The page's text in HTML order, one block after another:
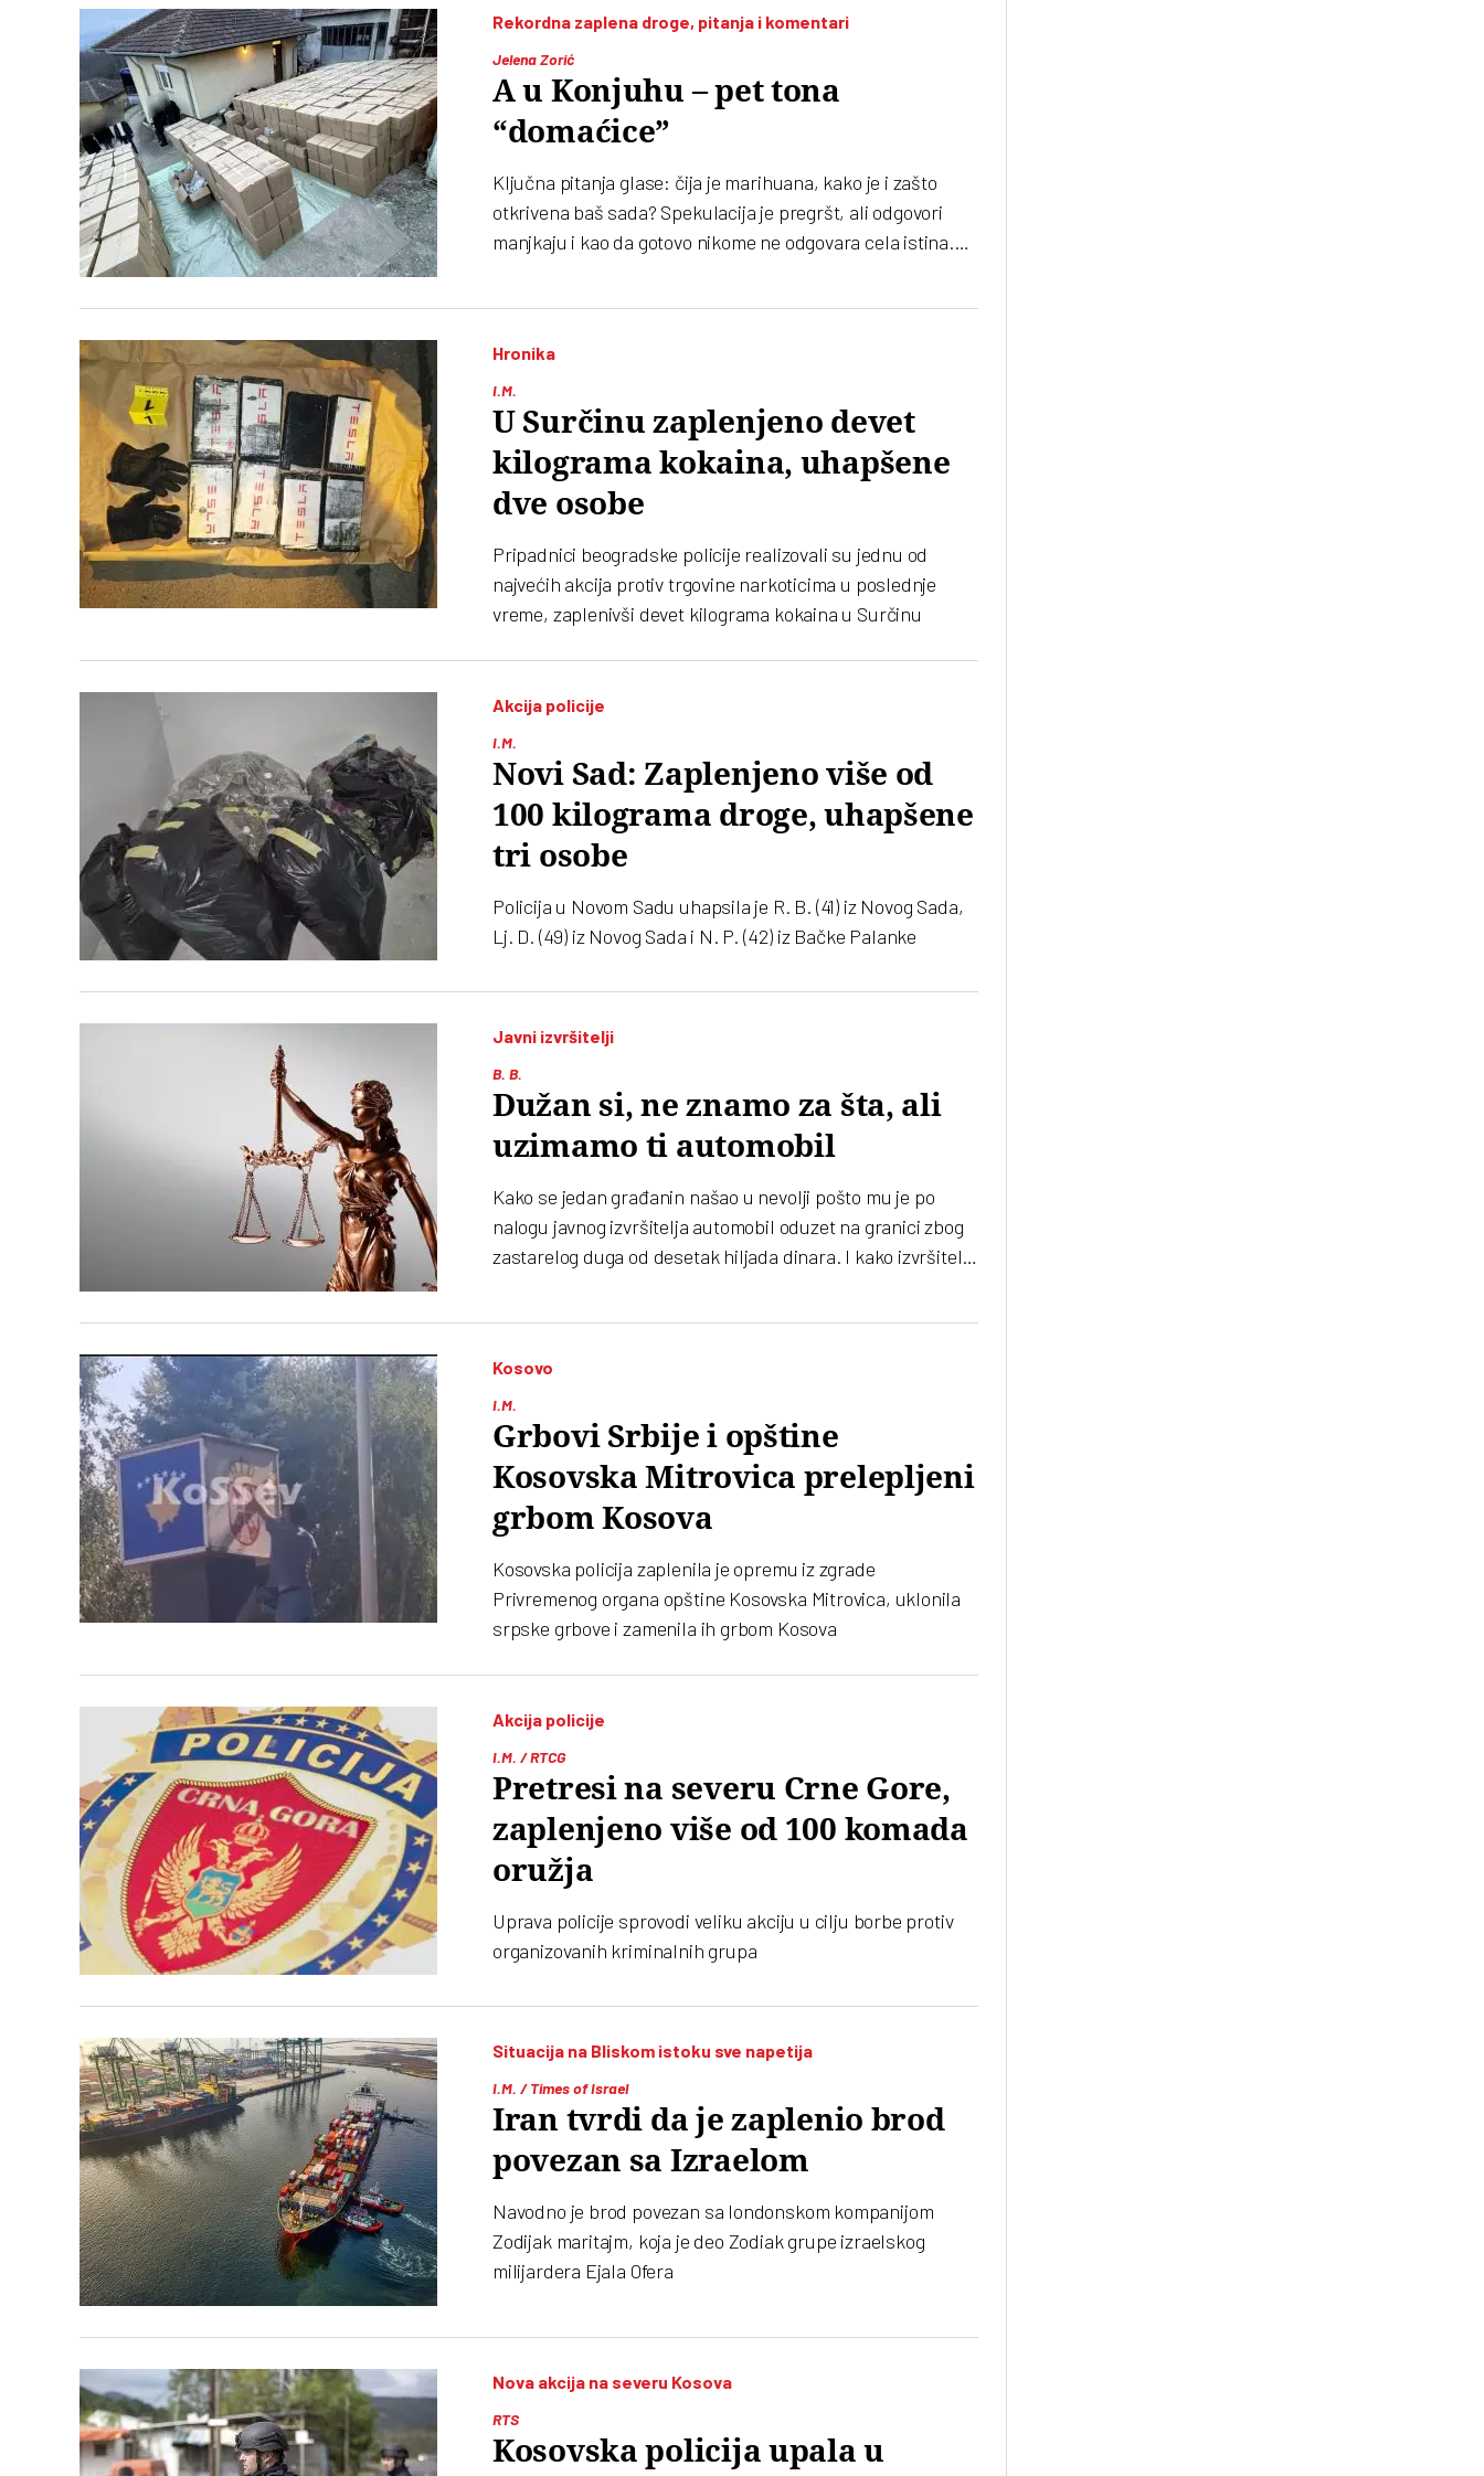
Rekordna zaplena droge, pitanja i komentari
Jelena Zorić
A u Konjuhu – pet tona
“domaćice”
Ključna pitanja glase: čija je marihuana, kako je i zašto
otkrivena baš sada? Spekulacija je pregršt, ali odgovori
manjkaju i kao da gotovo nikome ne odgovara cela istina.
Gašić, Tužilaštvo za organizovani kriminal i uzgajanje
povrća se poklapaju
Hronika
I.M.
U Surčinu zaplenjeno devet
kilograma kokaina, uhapšene
dve osobe
Pripadnici beogradske policije realizovali su jednu od
najvećih akcija protiv trgovine narkoticima u poslednje
vreme, zaplenivši devet kilograma kokaina u Surčinu
Akcija policije
I.M.
Novi Sad: Zaplenjeno više od
100 kilograma droge, uhapšene
tri osobe
Policija u Novom Sadu uhapsila je R. B. (41) iz Novog Sada,
Lj. D. (49) iz Novog Sada i N. P. (42) iz Bačke Palanke
Javni izvršitelji
B. B.
Dužan si, ne znamo za šta, ali
uzimamo ti automobil
Kako se jedan građanin našao u nevolji pošto mu je po
nalogu javnog izvršitelja automobil oduzet na granici zbog
zastarelog duga od desetak hiljada dinara. I kako izvršitelj
Kosovo
I.M.
Grbovi Srbije i opštine
Kosovska Mitrovica prelepljeni
grbom Kosova
Kosovska policija zaplenila je opremu iz zgrade
Privremenog organa opštine Kosovska Mitrovica, uklonila
srpske grbove i zamenila ih grbom Kosova
Akcija policije
I.M. / RTCG
Pretresi na severu Crne Gore,
zaplenjeno više od 100 komada
oružja
Uprava policije sprovodi veliku akciju u cilju borbe protiv
organizovanih kriminalnih grupa
Situacija na Bliskom istoku sve napetija
I.M. / Times of Israel
Iran tvrdi da je zaplenio brod
povezan sa Izraelom
Navodno je brod povezan sa londonskom kompanijom
Zodijak maritajm, koja je deo Zodiak grupe izraelskog
milijardera Ejala Ofera
Nova akcija na severu Kosova
RTS
Kosovska policija upala u